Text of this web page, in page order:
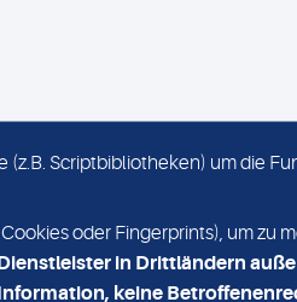
Scriptbibliotheken) um die
oder Fingerprints), um zu
in Drittländern
keine